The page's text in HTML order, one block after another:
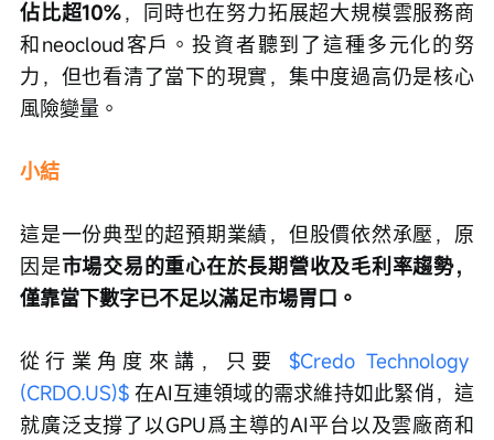
佔比超10%，同時也在努力拓展超大規模雲服務商
和neocloud客戶。投資者聽到了這種多元化的努
力，但也看清了當下的現實，集中度過高仍是核心
風險變量。
小結
這是一份典型的超預期業績，但股價依然承壓，原
因是市場交易的重心在於長期營收及毛利率趨勢，
僅靠當下數字已不足以滿足市場胃口。
從行業角度來講，只要 $Credo Technology
(CRDO.US)$ 在AI互連領域的需求維持如此緊俏，這
就廣泛支撐了以GPU爲主導的AI平台以及雲廠商和